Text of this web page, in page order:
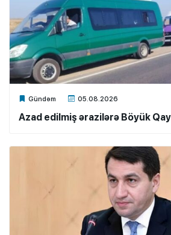
Gündəm 05.08.2026
Xalq.Online
Azad edilmiş ərazilərə Böyük